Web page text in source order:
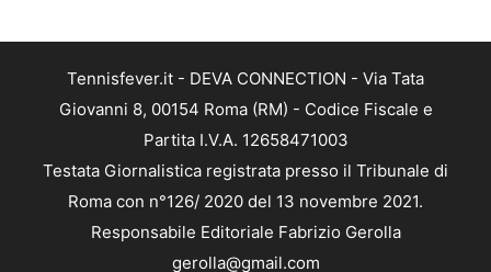
Tennisfever.it - DEVA CONNECTION - Via Tata
Giovanni 8, 00154 Roma (RM) - Codice Fiscale e
Partita I.V.A. 12658471003
Testata Giornalistica registrata presso il Tribunale di
Roma con n°126/ 2020 del 13 novembre 2021.
Responsabile Editoriale Fabrizio Gerolla
gerolla@gmail.com